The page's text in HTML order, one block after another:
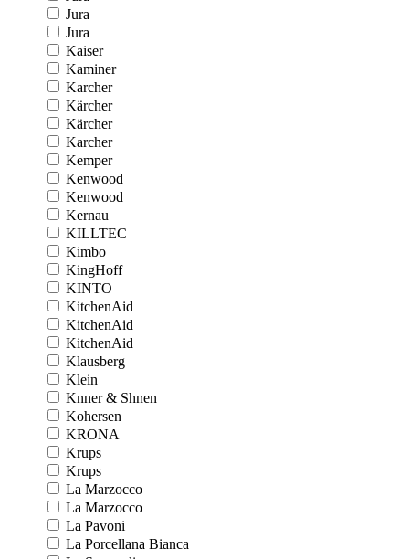
Jura
Jura
Kaiser
Kaminer
Karcher
Kärcher
Kärcher
Karcher
Kemper
Kenwood
Kenwood
Kernau
KILLTEC
Kimbo
KingHoff
KINTO
KitchenAid
KitchenAid
KitchenAid
Klausberg
Klein
Knner & Shnen
Kohersen
KRONA
Krups
Krups
La Marzocco
La Marzocco
La Pavoni
La Porcellana Bianca